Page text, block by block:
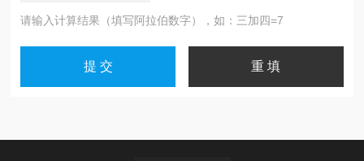
请输入计算结果（填写阿拉伯数字），如：三加四=7